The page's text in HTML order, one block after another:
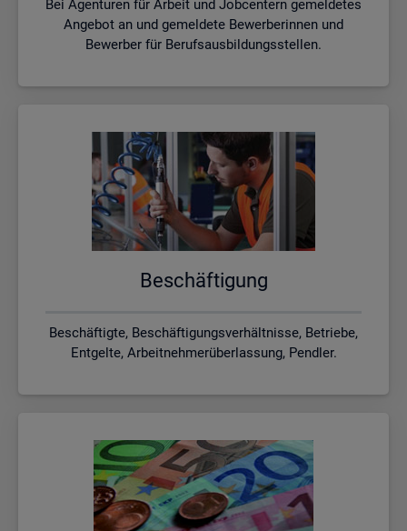
Bei Agenturen für Arbeit und Jobcentern gemeldetes
Angebot an und gemeldete Bewerberinnen und
Bewerber für Berufsausbildungsstellen.
Be­schäf­ti­gung
Beschäftigte, Beschäftigungsverhältnisse, Betriebe,
Entgelte, Arbeitnehmerüberlassung, Pendler.